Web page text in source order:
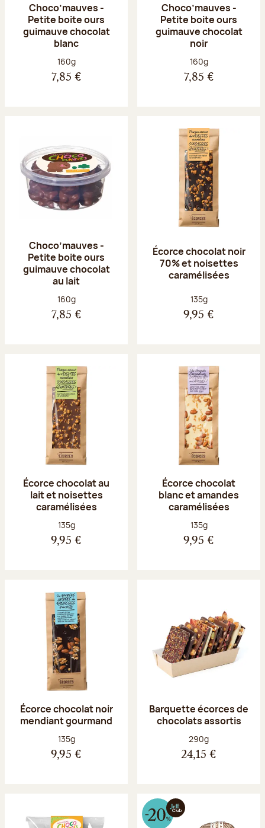
Choco’mauves -
Petite boite ours
guimauve chocolat
blanc
Poids net :
160g
7,85 €
Choco’mauves -
Petite boite ours
guimauve chocolat
noir
Poids net :
160g
7,85 €
Choco’mauves -
Petite boite ours
guimauve chocolat
au lait
Poids net :
160g
7,85 €
Écorce chocolat noir
70% et noisettes
caramélisées
Poids net :
135g
9,95 €
Écorce chocolat au
lait et noisettes
caramélisées
Poids net :
135g
9,95 €
Écorce chocolat
blanc et amandes
caramélisées
Poids net :
135g
9,95 €
Écorce chocolat noir
mendiant gourmand
Poids net :
135g
9,95 €
Barquette écorces de
chocolats assortis
Poids net :
290g
24,15 €